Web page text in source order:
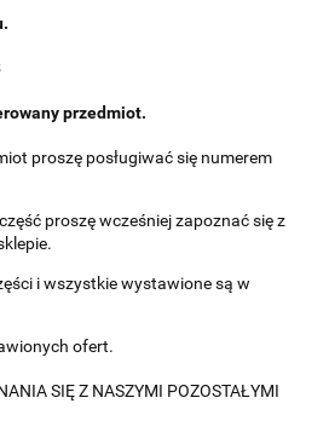
przedmiot.
proszę posługiwać się numerem
proszę wcześniej zapoznać się z
i wszystkie wystawione są w
ofert.
SIĘ Z NASZYMI POZOSTAŁYMI